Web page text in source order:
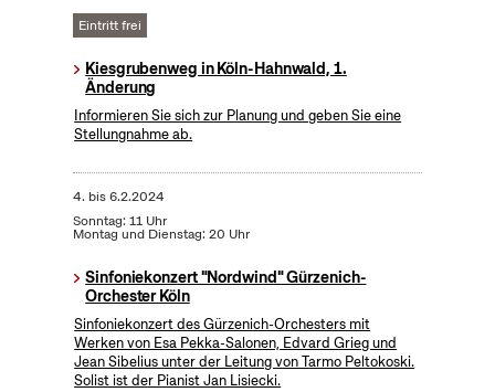
Eintritt frei
Kiesgrubenweg in Köln-Hahnwald, 1.
Änderung
Informieren Sie sich zur Planung und geben Sie eine
Stellungnahme ab.
4. bis6.2.2024
Sonntag: 11 Uhr
Montag und Dienstag: 20 Uhr
Sinfoniekonzert "Nordwind" Gürzenich-
Orchester Köln
Sinfoniekonzert des Gürzenich-Orchesters mit
Werken von Esa Pekka-Salonen, Edvard Grieg und
Jean Sibelius unter der Leitung von Tarmo Peltokoski.
Solist ist der Pianist Jan Lisiecki.